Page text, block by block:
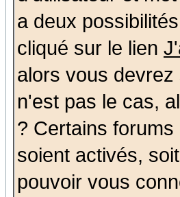
a deux
cliqué sur le lien
alors vous
n'est pas le cas,
? Certains
soient activés,
pouvoir vous